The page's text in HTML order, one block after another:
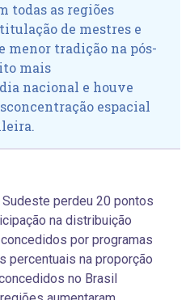
todas as regiões
de mestres e
menor tradição na pós-
mais
nacional e houve
espacial
perdeu 20 pontos
na distribuição
por programas
percentuais na proporção
no Brasil